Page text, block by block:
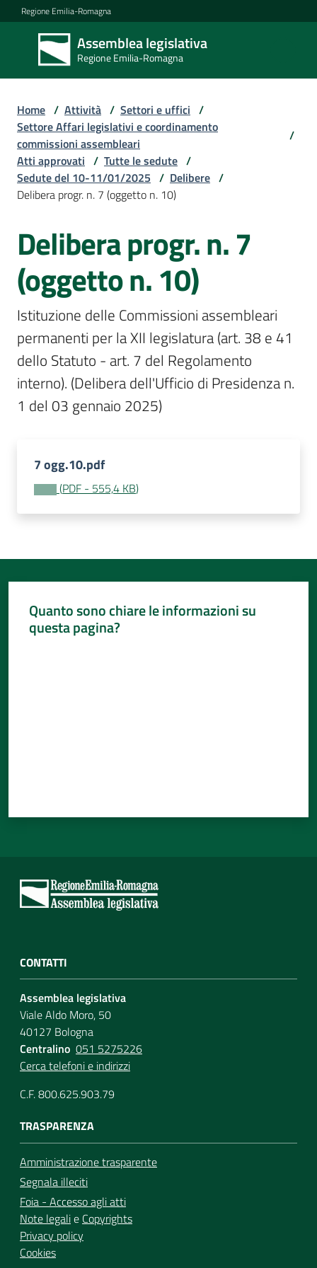
Vai al contenuto
Vai alla navigazione
Vai al footer
Regione Emilia-Romagna
Assemblea legislativa
Regione Emilia-Romagna
Assemblea
legislativa
Regione Emilia-
Assemblea
Argomenti
Per
i
media
Per
i
Home / Attività / Settori e uffici /
Settore Affari legislativi e coordinamento
commissioni assembleari
/
Atti approvati / Tutte le sedute /
Sedute del 10-11/01/2025 / Delibere /
Delibera progr. n. 7 (oggetto n. 10)
Delibera progr. n. 7
(oggetto n. 10)
Istituzione delle Commissioni assembleari
permanenti per la XII legislatura (art. 38 e 41
dello Statuto - art. 7 del Regolamento
interno). (Delibera dell'Ufficio di Presidenza n.
1 del 03 gennaio 2025)
7 ogg.10.pdf
(PDF - 555,4 KB)
Quanto sono chiare le informazioni su
questa pagina?
CONTATTI
Assemblea legislativa
Viale Aldo Moro, 50
40127 Bologna
Centralino 051 5275226
Cerca telefoni e indirizzi
C.F. 800.625.903.79
TRASPARENZA
Amministrazione trasparente
Segnala illeciti
Foia - Accesso agli atti
Note legalie Copyrights
Privacy policy
Cookies